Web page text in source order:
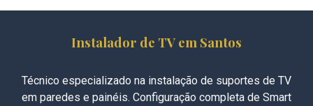
Instalador de TV em Santos
Técnico especializado na instalação de suportes de TV
em paredes e painéis. Configuração completa de Smart